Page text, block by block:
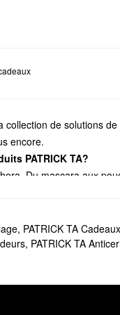
de solutions
encore.
PATRICK TA?
Du mascara aux
TA?
la cire sculptante à
, PATRICK TA Cadeaux
, PATRICK TA